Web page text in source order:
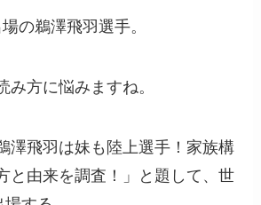
の鵜澤飛羽選手。
み方に悩みますね。
澤飛羽は妹も陸上選手！家族構
と由来を調査！」と題して、世